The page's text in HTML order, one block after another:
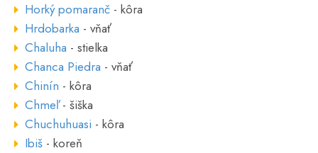
Horký pomaranč - kôra
Hrdobarka - vňať
Chaluha - stielka
Chanca Piedra - vňať
Chinín - kôra
Chmeľ- šiška
Chuchuhuasi - kôra
Ibiš - koreň